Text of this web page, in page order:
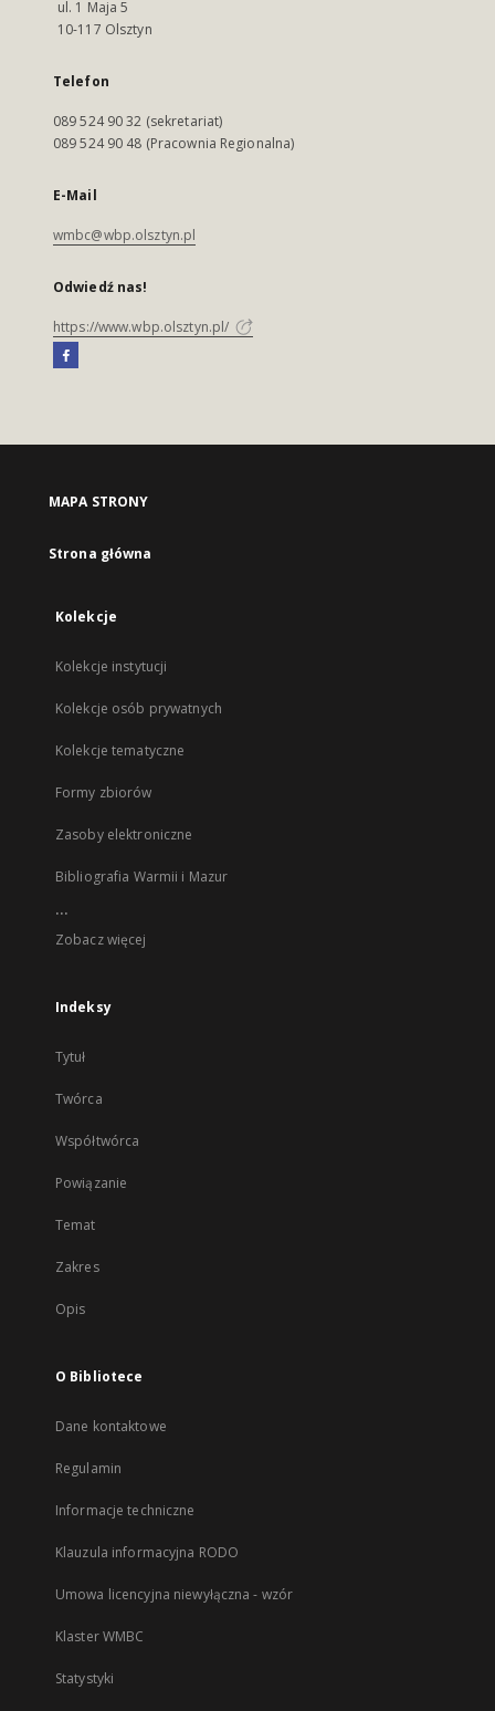
ul. 1 Maja 5
10-117 Olsztyn
Telefon
089 524 90 32 (sekretariat)
089 524 90 48 (Pracownia Regionalna)
E-Mail
wmbc@wbp.olsztyn.pl
Odwiedź nas!
https://www.wbp.olsztyn.pl/
MAPA STRONY
Strona główna
Kolekcje
Kolekcje instytucji
Kolekcje osób prywatnych
Kolekcje tematyczne
Formy zbiorów
Zasoby elektroniczne
Bibliografia Warmii i Mazur
...
Zobacz więcej
Indeksy
Tytuł
Twórca
Współtwórca
Powiązanie
Temat
Zakres
Opis
O Bibliotece
Dane kontaktowe
Regulamin
Informacje techniczne
Klauzula informacyjna RODO
Umowa licencyjna niewyłączna - wzór
Klaster WMBC
Statystyki